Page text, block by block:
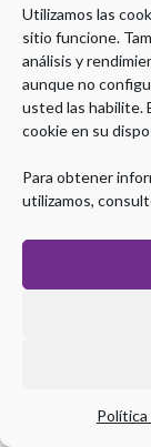
Utilizamos las
sitio funcione.
análisis y
aunque no
usted las habilite.
cookie en su
Para obtener
utilizamos,
Política